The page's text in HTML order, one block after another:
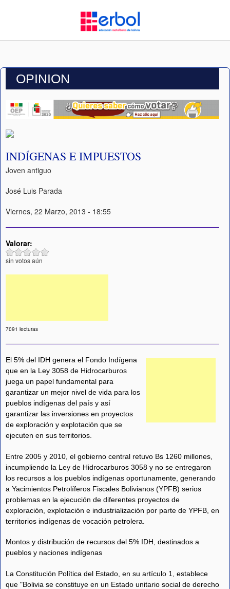
OPINION
INDÍGENAS E IMPUESTOS
Joven antiguo
José Luis Parada
Viernes, 22 Marzo, 2013 - 18:55
Valorar:
sin votos aún
7091 lecturas
El 5% del IDH genera el Fondo Indígena
que en la Ley 3058 de Hidrocarburos
juega un papel fundamental para
garantizar un mejor nivel de vida para los
pueblos indígenas del país y así
garantizar las inversiones en proyectos
de exploración y explotación que se
ejecuten en sus territorios.
Entre 2005 y 2010, el gobierno central retuvo Bs 1260 millones,
incumpliendo la Ley de Hidrocarburos 3058 y no se entregaron
los recursos a los pueblos indígenas oportunamente, generando
a Yacimientos Petrolíferos Fiscales Bolivianos (YPFB) serios
problemas en la ejecución de diferentes proyectos de
exploración, explotación e industrialización por parte de YPFB, en
territorios indígenas de vocación petrolera.
Montos y distribución de recursos del 5% IDH, destinados a
pueblos y naciones indígenas
La Constitución Política del Estado, en su artículo 1, establece
que "Bolivia se constituye en un Estado unitario social de derecho